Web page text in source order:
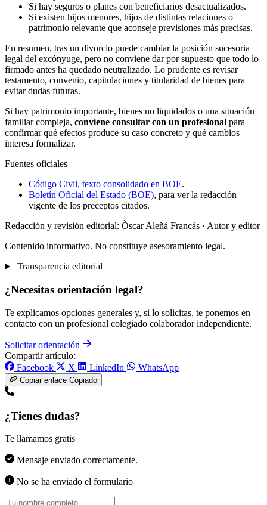
Si hay seguros o planes con beneficiarios desactualizados.
Si existen hijos menores, hijos de distintas relaciones o
patrimonio relevante que aconseje previsiones más precisas.
En resumen, tras un divorcio puede cambiar la posición sucesoria
legal del excónyuge, pero no conviene dar por supuesto que todo lo
firmado antes ha quedado neutralizado. Lo prudente es revisar
testamento, convenio, capitulaciones y titularidad de bienes para
evitar dudas futuras.
Si hay patrimonio importante, bienes no liquidados o una situación
familiar compleja, conviene consultar con un profesional para
confirmar qué efectos produce su caso concreto y qué cambios
interesa formalizar.
Fuentes oficiales
Código Civil, texto consolidado en BOE.
Boletín Oficial del Estado (BOE), para ver la redacción
vigente de los preceptos citados.
Redacción y revisión editorial: Òscar Aleñá Francás · Autor y editor
Contenido informativo. No constituye asesoramiento legal.
Transparencia editorial
¿Necesitas orientación legal?
Te explicamos opciones generales y, si lo solicitas, te ponemos en
contacto con un profesional colegiado colaborador independiente.
Solicitar orientación
Compartir artículo:
Facebook
X LinkedIn WhatsApp
Copiar enlace Copiado
¿Tienes dudas?
Te llamamos gratis
Mensaje enviado correctamente.
No se ha enviado el formulario